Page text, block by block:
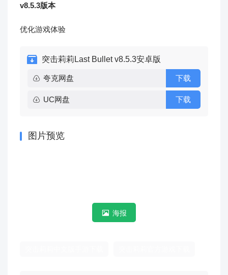
v8.5.3版本
优化游戏体验
突击莉莉Last Bullet v8.5.3安卓版
夸克网盘 下载
UC网盘 下载
图片预览
海报